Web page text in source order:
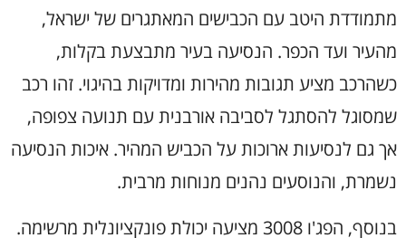
מתמודדת היטב עם הכבישים המאתגרים של ישראל,
מהעיר ועד הכפר. הנסיעה בעיר מתבצעת בקלות,
כשהרכב מציע תגובות מהירות ומדויקות בהיגוי. זהו רכב
שמסוגל להסתגל לסביבה אורבנית עם תנועה צפופה,
אך גם לנסיעות ארוכות על הכביש המהיר. איכות הנסיעה
נשמרת, והנוסעים נהנים מנוחות מרבית.
בנוסף, הפג'ו 3008 מציעה יכולת פונקציונלית מרשימה.